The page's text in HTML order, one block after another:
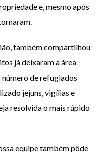
e, mesmo após
também compartilhou
já deixaram a área
número de refugiados
jejuns, vigílias e
resolvida o mais rápido
equipe também pôde